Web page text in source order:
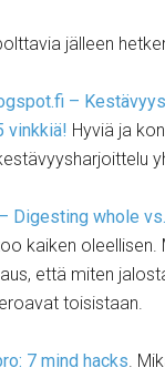
jälleen
–
vinkkiä! Hyviä ja
Digesting whole
kaiken oleellisen.
että miten
toisistaan.
7 mind hacks.